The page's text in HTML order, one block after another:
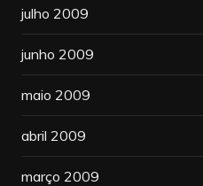
julho 2009
junho 2009
maio 2009
abril 2009
março 2009